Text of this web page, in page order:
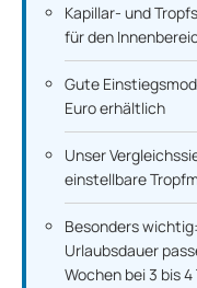
Kapillar- und
für den
Gute
Euro erhältlich
Unser
einstellbare
Besonders
Urlaubsdauer
Wochen bei 3 bis